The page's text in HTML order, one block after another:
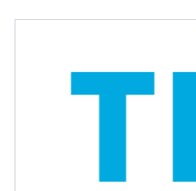
月給：251,600円以上
基本給：234,600円～（
その他固定手当：地域手
※学士卒・熊本勤務・独身